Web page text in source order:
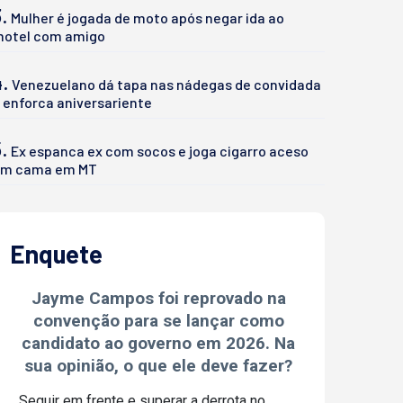
Mulher é jogada de moto após negar ida ao
com amigo
Venezuelano dá tapa nas nádegas de convidada
enforca aniversariente
Ex espanca ex com socos e joga cigarro aceso
cama em MT
Enquete
Jayme Campos foi reprovado na
convenção para se lançar como
candidato ao governo em 2026. Na
sua opinião, o que ele deve fazer?